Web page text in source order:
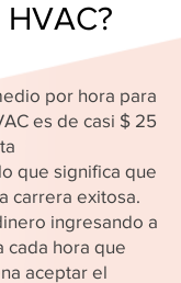
por hora para
es de casi $ 25
que significa que
carrera exitosa.
ingresando a
cada hora que
aceptar el